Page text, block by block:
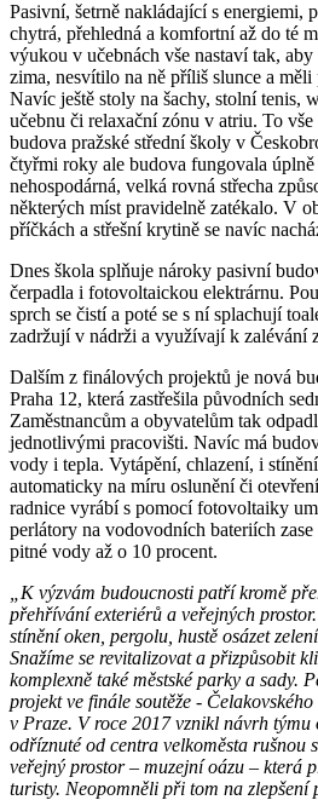
Pasivní, šetrně nakládající s energiemi,
chytrá, přehledná a komfortní až do té
výukou v učebnách vše nastaví tak,
zima, nesvítilo na ně příliš slunce a
Navíc ještě stoly na šachy, stolní tenis,
učebnu či relaxační zónu v atriu. To
budova pražské střední školy v
čtyřmi roky ale budova fungovala
nehospodárná, velká rovná střecha
některých míst pravidelně zatékalo. V
příčkách a střešní krytině se navíc
Dnes škola splňuje nároky pasivní
čerpadla i fotovoltaickou elektrárnu.
sprch se čistí a poté se s ní splachují
zadržují v nádrži a využívají k zalévání
Dalším z finálových projektů je nová
Praha 12, která zastřešila původních
Zaměstnancům a obyvatelům tak
jednotlivými pracovišti. Navíc má
vody i tepla. Vytápění, chlazení, i
automaticky na míru oslunění či
radnice vyrábí s pomocí fotovoltaiky
perlátory na vodovodních bateriích
pitné vody až o 10 procent.
„K výzvám budoucnosti patří kromě
přehřívání exteriérů a veřejných
stínění oken, pergolu, hustě osázet
Snažíme se revitalizovat a přizpůsobit
komplexně také městské parky a sady.
projekt ve finále soutěže -
v Praze. V roce 2017 vznikl návrh
odříznuté od centra velkoměsta rušnou
veřejný prostor – muzejní oázu – která
turisty. Neopomněli při tom na zlepšení